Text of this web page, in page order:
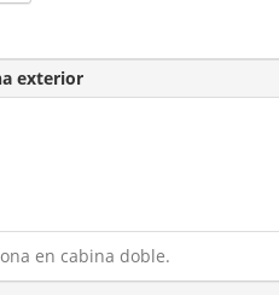
exterior
en cabina doble.